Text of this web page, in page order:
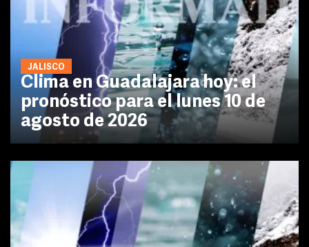
JALISCO
Clima en Guadalajara hoy: el
pronóstico para el lunes 10 de
agosto de 2026